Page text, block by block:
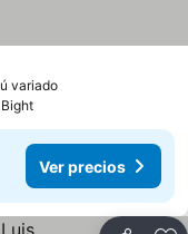
variadoVer precios
Ver precios